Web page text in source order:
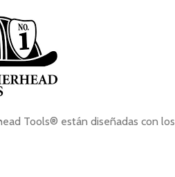
precios:
desde
S/1,469.90
hasta
Tools® están diseñadas con los